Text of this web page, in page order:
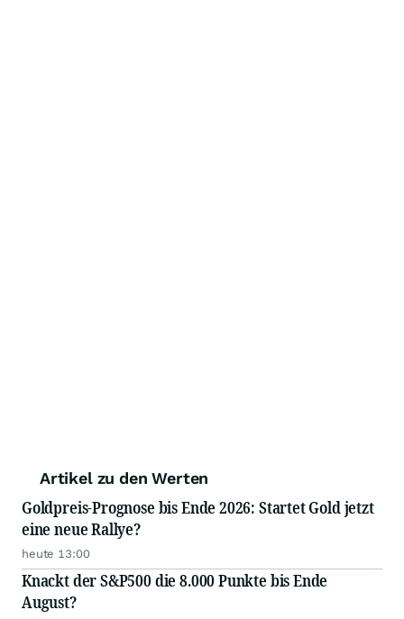
Artikel zu den Werten
Goldpreis-Prognose bis Ende 2026: Startet Gold jetzt
eine neue Rallye?
heute 13:00
Knackt der S&P500 die 8.000 Punkte bis Ende
August?